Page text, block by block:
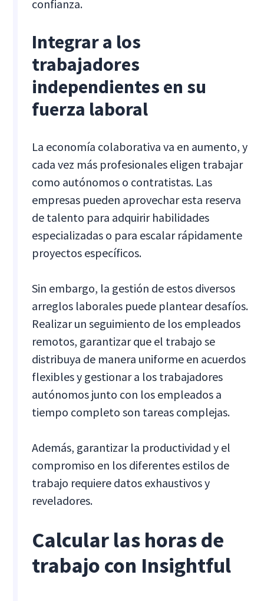
confianza.
Integrar a los
trabajadores
independientes en su
fuerza laboral
La economía colaborativa va en aumento, y
cada vez más profesionales eligen trabajar
como autónomos o contratistas. Las
empresas pueden aprovechar esta reserva
de talento para adquirir habilidades
especializadas o para escalar rápidamente
proyectos específicos.
Sin embargo, la gestión de estos diversos
arreglos laborales puede plantear desafíos.
Realizar un seguimiento de los empleados
remotos, garantizar que el trabajo se
distribuya de manera uniforme en acuerdos
flexibles y gestionar a los trabajadores
autónomos junto con los empleados a
tiempo completo son tareas complejas.
Además, garantizar la productividad y el
compromiso en los diferentes estilos de
trabajo requiere datos exhaustivos y
reveladores.
Calcular las horas de
trabajo con Insightful